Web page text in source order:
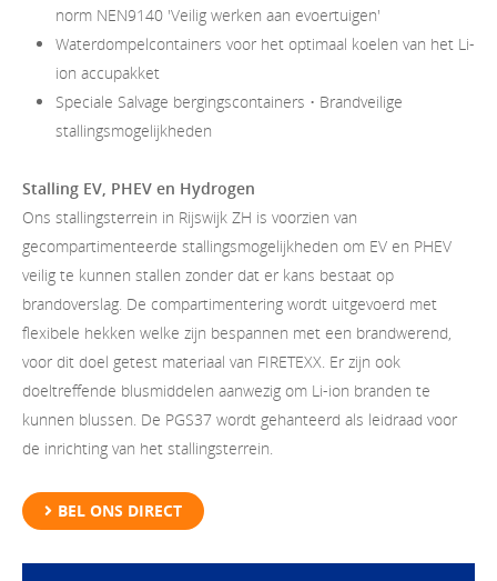
norm NEN9140 'Veilig werken aan evoertuigen'
Waterdompelcontainers voor het optimaal koelen van het Li-
ion accupakket
Speciale Salvage bergingscontainers • Brandveilige
stallingsmogelijkheden
Stalling EV, PHEV en Hydrogen
Ons stallingsterrein in Rijswijk ZH is voorzien van
gecompartimenteerde stallingsmogelijkheden om EV en PHEV
veilig te kunnen stallen zonder dat er kans bestaat op
brandoverslag. De compartimentering wordt uitgevoerd met
flexibele hekken welke zijn bespannen met een brandwerend,
voor dit doel getest materiaal van FIRETEXX. Er zijn ook
doeltreffende blusmiddelen aanwezig om Li-ion branden te
kunnen blussen. De PGS37 wordt gehanteerd als leidraad voor
de inrichting van het stallingsterrein.
BEL ONS DIRECT